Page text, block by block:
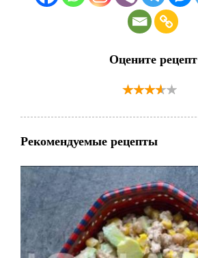
Оцените рецепт
Рекомендуемые рецепты